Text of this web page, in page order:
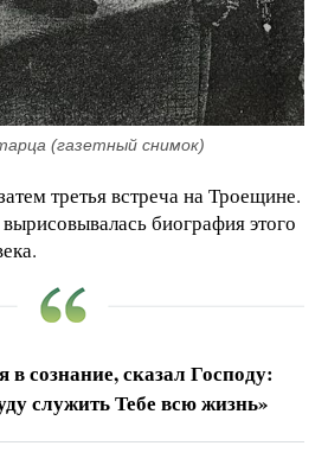
(газетный снимок)
третья встреча на Троещине.
биография этого
в сознание, сказал Господу:
служить Тебе всю жизнь»